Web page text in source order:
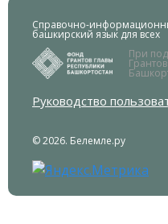
Справочно-
башкирский язык для всех
При
Руководство
© 2026. Белемле.ру